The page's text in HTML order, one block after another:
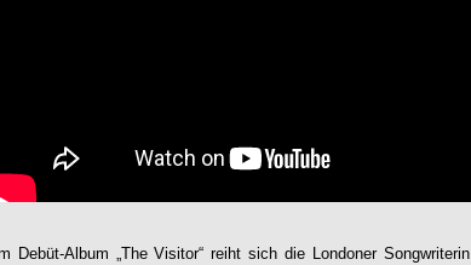
Debüt-Album „TheVisitor“ reiht sich die Londoner Songwriterin